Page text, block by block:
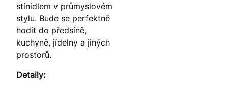
stínidlem v průmyslovém
stylu. Bude se perfektně
hodit do předsíně,
kuchyně, jídelny a jiných
prostorů.
Detaily: